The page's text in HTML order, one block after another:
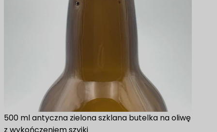
500 ml antyczna zielona szklana butelka na oliwę